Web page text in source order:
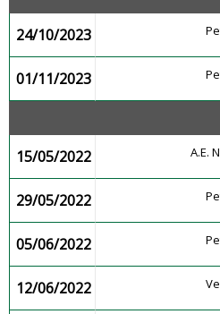
24/10/2023
01/11/2023
15/05/2022
A.E.
29/05/2022
05/06/2022
12/06/2022